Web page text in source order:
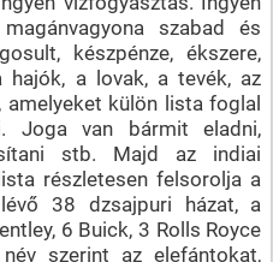
szabad és
készpénze, ékszere,
hajók, a lovak, a tevék, az
külön lista foglal
Joga van bármit eladni,
stb. Majd az indiai
részletesen felsorolja a
38 dzsajpuri házat, a
6 Buick, 3 Rolls Royce
szerint az elefántokat,